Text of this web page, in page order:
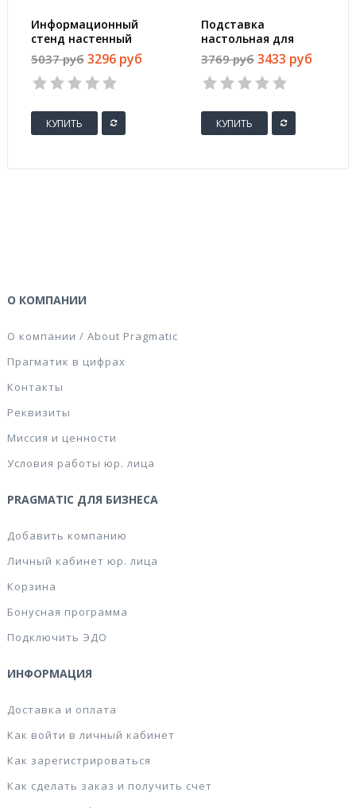
Информационный
стенд настенный
Attache Информация
А4/А5 пластиковый
белый/синий (4
5037 руб 3296 руб
КУПИТЬ
Подставка
настольная для
рекламных
материалов Attache
А4 (8 штук в
3769 руб 3433 руб
КУПИТЬ
О КОМПАНИИ
О компании / About Pragmatic
Прагматик в цифрах
Контакты
Реквизиты
Миссия и ценности
Условия работы юр. лица
PRAGMATIC ДЛЯ БИЗНЕСА
Добавить компанию
Личный кабинет юр. лица
Корзина
Бонусная программа
Подключить ЭДО
ИНФОРМАЦИЯ
Доставка и оплата
Как войти в личный кабинет
Как зарегистрироваться
Как сделать заказ и получить счет